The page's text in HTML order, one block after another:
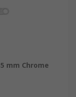
mm Chrome